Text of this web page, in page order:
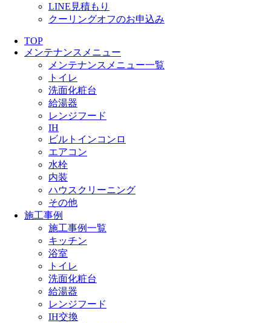
LINE見積もり
クーリングオフのお申込み
TOP
メンテナンスメニュー
メンテナンスメニュー一覧
トイレ
洗面化粧台
給湯器
レンジフード
IH
ビルトインコンロ
エアコン
水栓
内装
ハウスクリーニング
その他
施工事例
施工事例一覧
キッチン
浴室
トイレ
洗面化粧台
給湯器
レンジフード
IH交換